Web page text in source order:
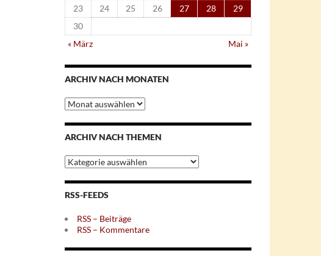
23
24 25 26 27 28
29
30
« März
Mai »
ARCHIV NACH MONATEN
Archiv
nach
Monaten
ARCHIV NACH THEMEN
Archiv
nach
Themen
RSS-FEEDS
RSS – Beiträge
RSS – Kommentare